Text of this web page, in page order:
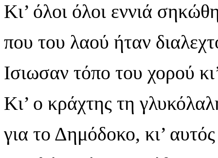
Κι’ όλοι όλοι εννιά
που του λαού ήταν
Ισιωσαν τόπο του χορού
Κι’ ο κράχτης τη
για το Δημόδοκο, κι’